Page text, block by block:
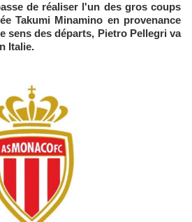
de réaliser l'un des gros coups
Takumi Minamino en provenance
sens des départs, Pietro Pellegri va
Italie.